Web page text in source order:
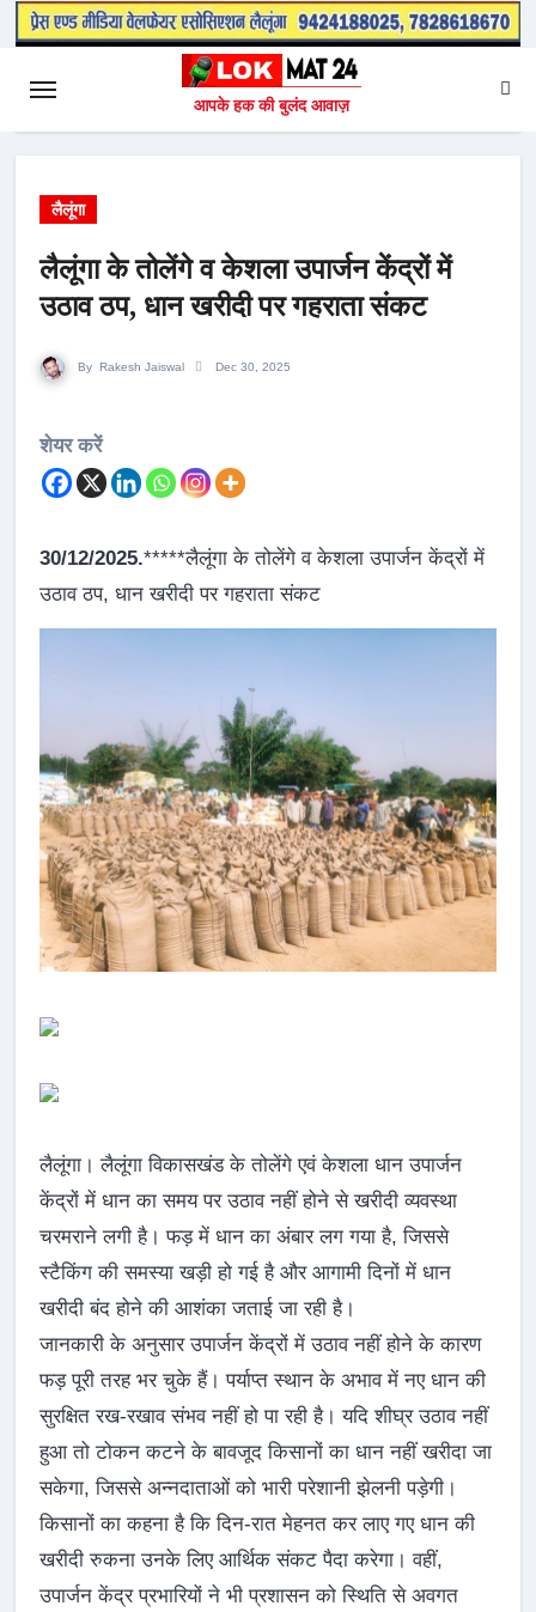
आपके हक की बुलंद आवाज़
लैलूंगा
लैलूंगा के तोलेंगे व केशला उपार्जन केंद्रों में
उठाव ठप, धान खरीदी पर गहराता संकट
By Rakesh Jaiswal Dec 30, 2025
शेयर करें
30/12/2025.*****लैलूंगा के तोलेंगे व केशला उपार्जन केंद्रों में
उठाव ठप, धान खरीदी पर गहराता संकट
लैलूंगा। लैलूंगा विकासखंड के तोलेंगे एवं केशला धान उपार्जन
केंद्रों में धान का समय पर उठाव नहीं होने से खरीदी व्यवस्था
चरमराने लगी है। फड़ में धान का अंबार लग गया है, जिससे
स्टैकिंग की समस्या खड़ी हो गई है और आगामी दिनों में धान
खरीदी बंद होने की आशंका जताई जा रही है।
जानकारी के अनुसार उपार्जन केंद्रों में उठाव नहीं होने के कारण
फड़ पूरी तरह भर चुके हैं। पर्याप्त स्थान के अभाव में नए धान की
सुरक्षित रख-रखाव संभव नहीं हो पा रही है। यदि शीघ्र उठाव नहीं
हुआ तो टोकन कटने के बावजूद किसानों का धान नहीं खरीदा जा
सकेगा, जिससे अन्नदाताओं को भारी परेशानी झेलनी पड़ेगी।
किसानों का कहना है कि दिन-रात मेहनत कर लाए गए धान की
खरीदी रुकना उनके लिए आर्थिक संकट पैदा करेगा। वहीं,
उपार्जन केंद्र प्रभारियों ने भी प्रशासन को स्थिति से अवगत